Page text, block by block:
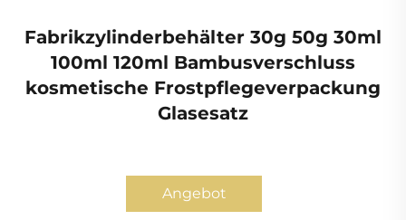
Fabrikzylinderbehälter 30g 50g 30ml
100ml 120ml Bambusverschluss
kosmetische Frostpflegeverpackung
Glasesatz
Angebot